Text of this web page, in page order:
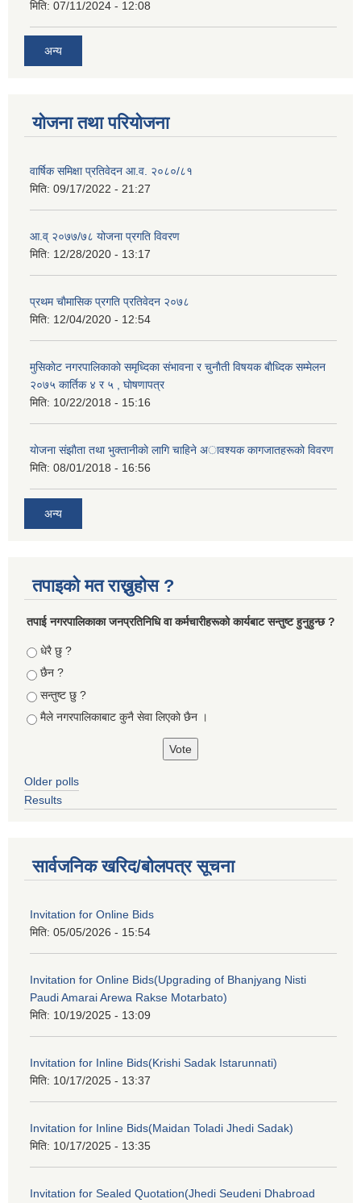
मिति: 07/11/2024 - 12:08
अन्य
योजना तथा परियोजना
वार्षिक समिक्षा प्रतिवेदन आ.व. २०८०/८१
मिति: 09/17/2022 - 21:27
आ.व् २०७७/७८ योजना प्रगति विवरण
मिति: 12/28/2020 - 13:17
प्रथम चाैमासिक प्रगति प्रतिवेदन २०७८
मिति: 12/04/2020 - 12:54
मुसिकाेट नगरपालिकाकाे समृध्दिका संभावना र चुनाैती विषयक बाैध्दिक सम्मेलन
२०७५ कार्तिक ४ र ५ , घाेषणापत्र
मिति: 10/22/2018 - 15:16
याेजना संझाैता तथा भुक्तानीकाे लागि चाहिने अावश्यक कागजातहरूकाे विवरण
मिति: 08/01/2018 - 16:56
अन्य
तपाइको मत राख्नुहोस ?
तपा‌ई नगरपालिकाका जनप्रतिनिधि वा कर्मचारीहरूकाे कार्यबाट सन्तुष्ट हुनुहुन्छ ?
Choices
धेरै छु ?
छैन ?
सन्तुष्ट छु ?
मैले नगरपालिकाबाट कुनै सेवा लिएकाे छैन ।
Older polls
Results
सार्वजनिक खरिद/बोलपत्र सूचना
Invitation for Online Bids
मिति: 05/05/2026 - 15:54
Invitation for Online Bids(Upgrading of Bhanjyang Nisti
Paudi Amarai Arewa Rakse Motarbato)
मिति: 10/19/2025 - 13:09
Invitation for Inline Bids(Krishi Sadak Istarunnati)
मिति: 10/17/2025 - 13:37
Invitation for Inline Bids(Maidan Toladi Jhedi Sadak)
मिति: 10/17/2025 - 13:35
Invitation for Sealed Quotation(Jhedi Seudeni Dhabroad